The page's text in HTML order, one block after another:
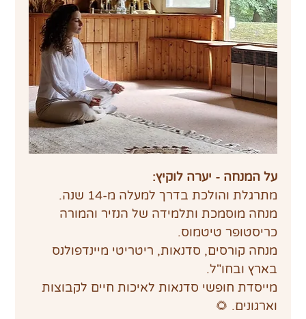
על המנחה - יערה לוקיץ:
מתרגלת והולכת בדרך למעלה מ-14 שנה.
מנחה מוסמכת ותלמידה של הנזיר והמורה
כריסטופר טיטמוס.
מנחה קורסים, סדנאות, ריטריטי מיינדפולנס
בארץ ובחו"ל.
מייסדת חופשי סדנאות לאיכות חיים לקבוצות
וארגונים. 🌻